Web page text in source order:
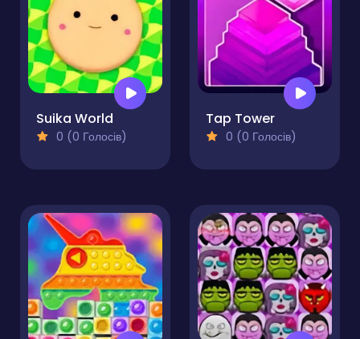
Suika World
0 (0 Голосів)
Tap Tower
0 (0 Голосів)